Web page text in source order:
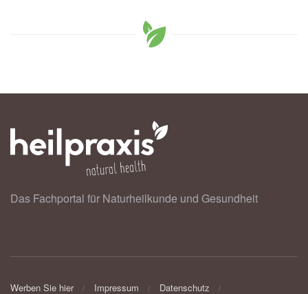
Das Fachportal für Naturheilkunde und Gesundheit
Werben Sie hier Impressum Datenschutz